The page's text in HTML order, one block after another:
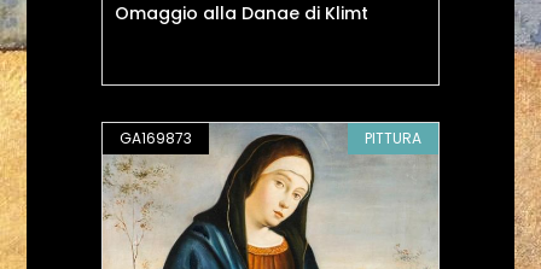
Omaggio alla Danae di Klimt
GA169873 PITTURA